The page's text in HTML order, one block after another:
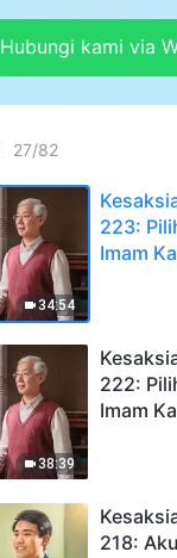
Hubungi kami via
27/82
34:54
223:
Imam
38:39
222:
Imam
218: